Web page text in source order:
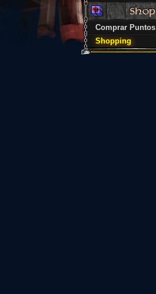
Comprar Puntos
Shopping